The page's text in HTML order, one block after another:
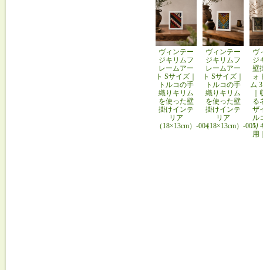
ヴィンテー
ジキリムフ
レームアー
ト Sサイズ｜
トルコの手
織りキリム
を使った壁
掛けインテ
リア
（18×13cm）-004
ヴィンテー
ジキリムフ
レームアー
ト Sサイズ｜
トルコの手
織りキリム
を使った壁
掛けインテ
リア
（18×13cm）-005
ヴ
ジ
壁
ォ
ム
る
ザ
ル
り
用